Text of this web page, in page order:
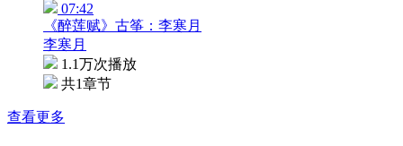
07:42
《醉莲赋》古筝：李寒月
李寒月
1.1万次播放
共1章节
查看更多